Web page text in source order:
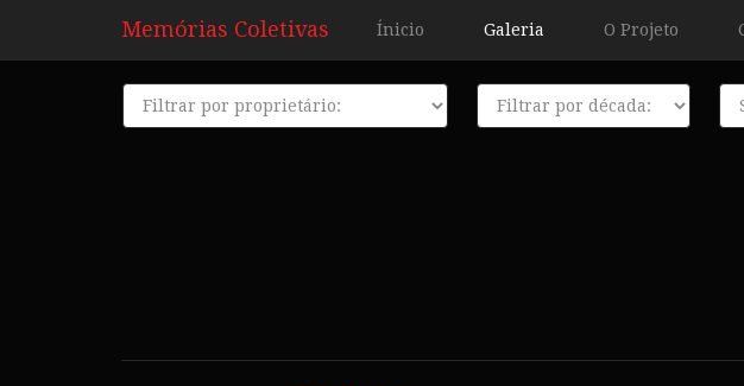
Memórias Coletivas Ínicio Galeria O Projeto
Proprietário Década